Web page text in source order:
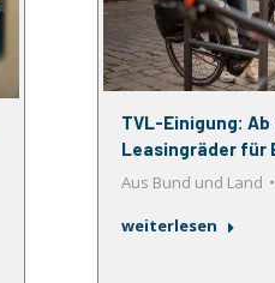
TVL-Einigung: Ab
Leasingräder für
Aus Bund und Land
weiterlesen